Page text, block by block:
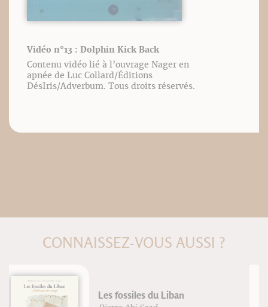
Vidéo n°13 : Dolphin Kick Back
Contenu vidéo lié à l’ouvrage Nager en
apnée de Luc Collard/Éditions
DésIris/Adverbum. Tous droits réservés.
CONNAISSEZ-VOUS AUSSI ?
La voix pluridimensionnelle